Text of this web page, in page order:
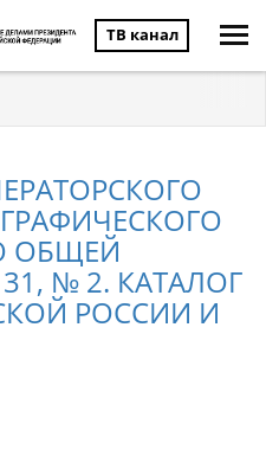
ТВ канал
ОБЩЕЙ
№ 2. КАТАЛОГ
РОССИИ И